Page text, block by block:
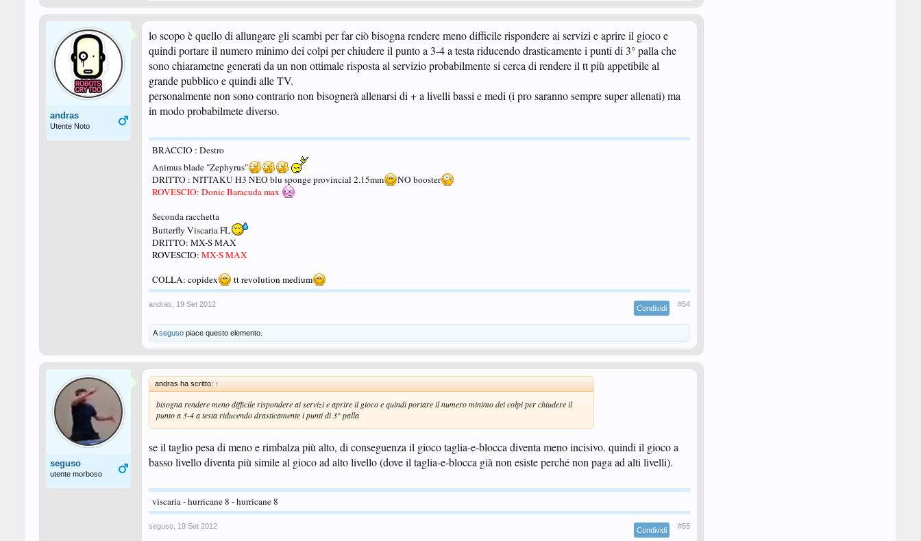
andras
Utente Noto
lo scopo è quello di allungare gli scambi per far ciò bisogna rendere meno difficile rispondere ai servizi e aprire il gioco e
quindi portare il numero minimo dei colpi per chiudere il punto a 3-4 a testa riducendo drasticamente i punti di 3° palla che
sono chiarametne generati da un non ottimale risposta al servizio probabilmente si cerca di rendere il tt più appetibile al
grande pubblico e quindi alle TV.
personalmente non sono contrario non bisognerà allenarsi di + a livelli bassi e medi (i pro saranno sempre super allenati) ma
in modo probabilmete diverso.
BRACCIO : Destro
Animus blade "Zephyrus"
DRITTO : NITTAKU H3 NEO blu sponge provincial 2.15mm
NO booster
ROVESCIO: Donic Baracuda max
Seconda racchetta
Butterfly Viscaria FL
DRITTO: MX-S MAX
ROVESCIO: MX-S MAX
COLLA: copidex
tt revolution medium
andras 19 Set 2012 Condividi #54
Aseguso piace questo elemento.
seguso
utente morboso
andras ha scritto: ↑
bisogna rendere meno difficile rispondere ai servizi e aprire il gioco e quindi portare il numero minimo dei colpi per chiudere il
punto a 3-4 a testa riducendo drasticamente i punti di 3° palla
se il taglio pesa di meno e rimbalza più alto, di conseguenza il gioco taglia-e-blocca diventa meno incisivo. quindi il gioco a
basso livello diventa più simile al gioco ad alto livello (dove il taglia-e-blocca già non esiste perché non paga ad alti livelli).
viscaria - hurricane 8 - hurricane 8
seguso 19 Set 2012 Condividi #55